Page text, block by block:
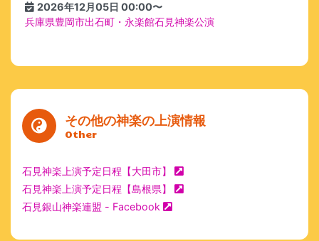
2026年12月05日 00:00〜
兵庫県豊岡市出石町・永楽館石見神楽公演
その他の神楽の上演情報
Other
石見神楽上演予定日程【大田市】
石見神楽上演予定日程【島根県】
石見銀山神楽連盟 - Facebook